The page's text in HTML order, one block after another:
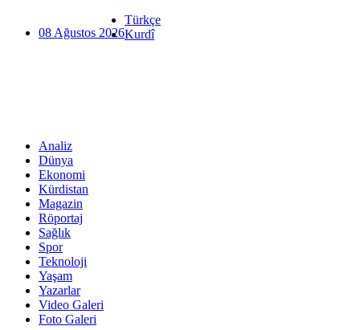
08 Ağustos 2026
Türkçe
Kurdî
Analiz
Dünya
Ekonomi
Kürdistan
Magazin
Röportaj
Sağlık
Spor
Teknoloji
Yaşam
Yazarlar
Video Galeri
Foto Galeri